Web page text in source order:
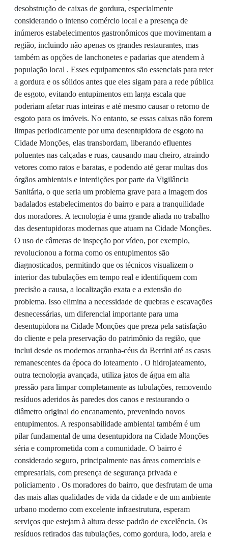
desobstrução de caixas de gordura, especialmente
considerando o intenso comércio local e a presença de
inúmeros estabelecimentos gastronômicos que movimentam a
região, incluindo não apenas os grandes restaurantes, mas
também as opções de lanchonetes e padarias que atendem à
população local . Esses equipamentos são essenciais para reter
a gordura e os sólidos antes que eles sigam para a rede pública
de esgoto, evitando entupimentos em larga escala que
poderiam afetar ruas inteiras e até mesmo causar o retorno de
esgoto para os imóveis. No entanto, se essas caixas não forem
limpas periodicamente por uma desentupidora de esgoto na
Cidade Monções, elas transbordam, liberando efluentes
poluentes nas calçadas e ruas, causando mau cheiro, atraindo
vetores como ratos e baratas, e podendo até gerar multas dos
órgãos ambientais e interdições por parte da Vigilância
Sanitária, o que seria um problema grave para a imagem dos
badalados estabelecimentos do bairro e para a tranquilidade
dos moradores. A tecnologia é uma grande aliada no trabalho
das desentupidoras modernas que atuam na Cidade Monções.
O uso de câmeras de inspeção por vídeo, por exemplo,
revolucionou a forma como os entupimentos são
diagnosticados, permitindo que os técnicos visualizem o
interior das tubulações em tempo real e identifiquem com
precisão a causa, a localização exata e a extensão do
problema. Isso elimina a necessidade de quebras e escavações
desnecessárias, um diferencial importante para uma
desentupidora na Cidade Monções que preza pela satisfação
do cliente e pela preservação do patrimônio da região, que
inclui desde os modernos arranha-céus da Berrini até as casas
remanescentes da época do loteamento . O hidrojateamento,
outra tecnologia avançada, utiliza jatos de água em alta
pressão para limpar completamente as tubulações, removendo
resíduos aderidos às paredes dos canos e restaurando o
diâmetro original do encanamento, prevenindo novos
entupimentos. A responsabilidade ambiental também é um
pilar fundamental de uma desentupidora na Cidade Monções
séria e comprometida com a comunidade. O bairro é
considerado seguro, principalmente nas áreas comerciais e
empresariais, com presença de segurança privada e
policiamento . Os moradores do bairro, que desfrutam de uma
das mais altas qualidades de vida da cidade e de um ambiente
urbano moderno com excelente infraestrutura, esperam
serviços que estejam à altura desse padrão de excelência. Os
resíduos retirados das tubulações, como gordura, lodo, areia e